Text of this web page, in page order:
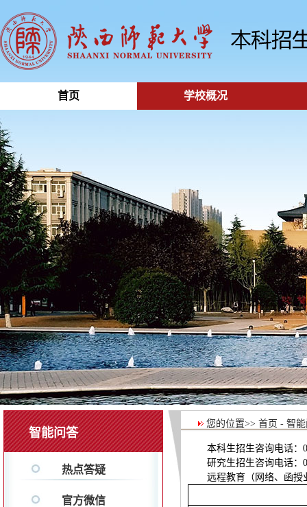
首页 学校概况
智能问答
热点答疑
官方微信
您的位置>> 首页 - 智
本科生招生咨询电话：
研究生招生咨询电话：
远程教育（网络、函授